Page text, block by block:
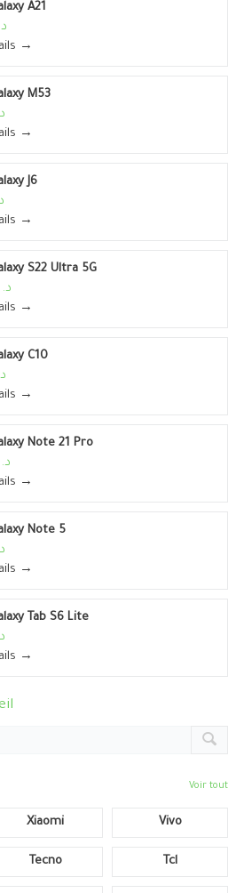
A21
د.
→
M53
→
J6
→
S22 Ultra 5G
د.
→
C10
د.
→
Note 21 Pro
د.
→
Note 5
→
Tab S6 Lite
→
Voir tout
Xiaomi Vivo
Tecno Tcl